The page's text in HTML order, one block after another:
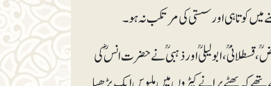
کوتاہی اور سستی کی مرتکب نہ ہو۔
قسطلانیؒ، ابولیلیؒ اور ذہبیؒ نے حضرت انسؓ کی